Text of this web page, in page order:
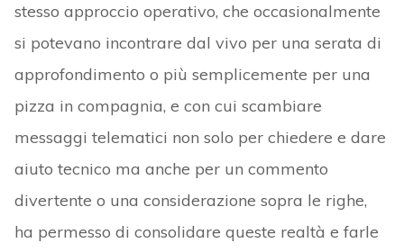
stesso approccio operativo, che occasionalmente
si potevano incontrare dal vivo per una serata di
approfondimento o più semplicemente per una
pizza in compagnia, e con cui scambiare
messaggi telematici non solo per chiedere e dare
aiuto tecnico ma anche per un commento
divertente o una considerazione sopra le righe,
ha permesso di consolidare queste realtà e farle